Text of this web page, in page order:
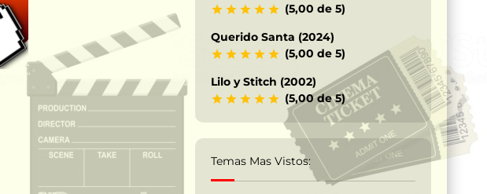
(5,00 de 5)
Querido Santa (2024)
(5,00 de 5)
Lilo y Stitch (2002)
(5,00 de 5)
Temas Mas Vistos: